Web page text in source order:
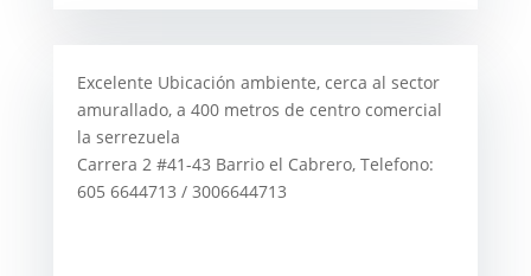
Excelente Ubicación ambiente, cerca al sector
amurallado, a 400 metros de centro comercial
la serrezuela
Carrera 2 #41-43 Barrio el Cabrero, Telefono:
605 6644713 / 3006644713